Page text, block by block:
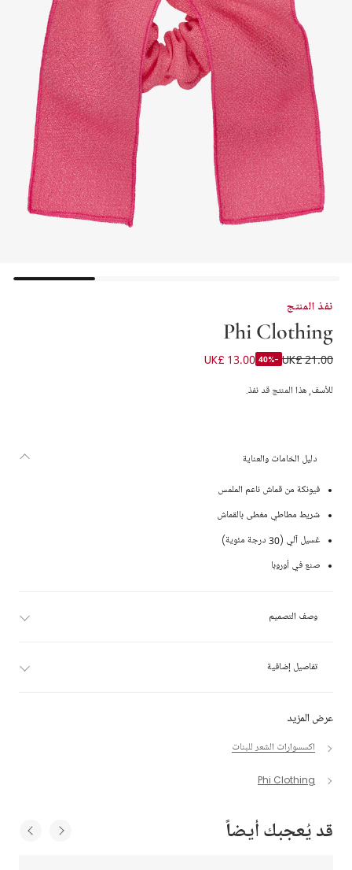
نفذ المنتج
Phi Clothing
ربطة شعر فيونكة لون زهري فاتح للبنات (14 سم)
UK£ 21.00
-40%
UK£ 13.00
للأسف, هذا المنتج قد نفذ.
عرض المزيد
اكسسوارات الشعر للبنات
Phi Clothing
دليل الخامات والعناية
فيونكة من قماش ناعم الملمس
شريط مطاطي مغطى بالقماش
غسيل آلي (30 درجة مئوية)
صنع في أوروبا
وصف التصميم
تفاصيل إضافية
قد يُعجبك أيضاً